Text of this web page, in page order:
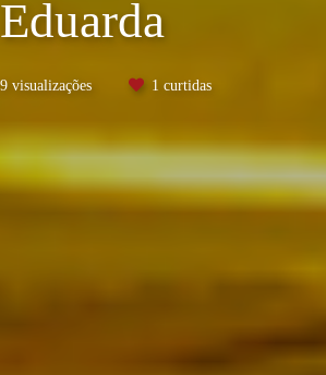
Eduarda
visualizações 1 curtidas